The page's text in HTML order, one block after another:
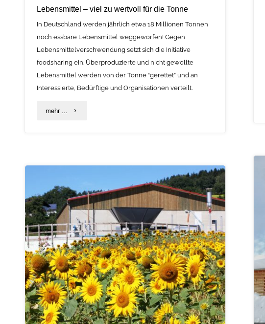
Lebensmittel – viel zu wertvoll für die Tonne
In Deutschland werden jährlich etwa 18 Millionen Tonnen
noch essbare Lebensmittel weggeworfen! Gegen
Lebensmittelverschwendung setzt sich die Initiative
foodsharing ein. Überproduzierte und nicht gewollte
Lebensmittel werden von der Tonne “gerettet” und an
Interessierte, Bedürftige und Organisationen verteilt.
mehr ... "Lebensmittel
zu
wertvoll
für
die
Tonne"